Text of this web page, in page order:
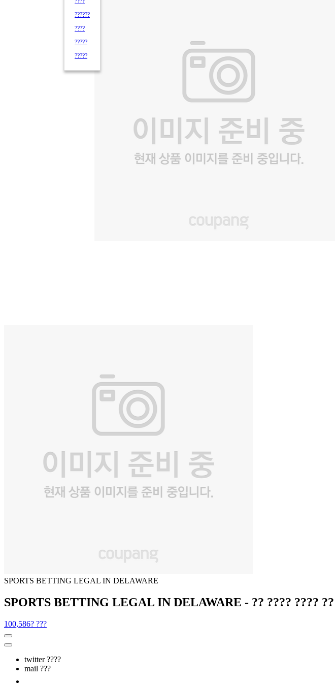
??????
????
?????
?????
SPORTS BETTING LEGAL IN DELAWARE
SPORTS BETTING LEGAL IN DELAWARE - ?? ???? ???? ??
100,586? ???
twitter ????
mail ???